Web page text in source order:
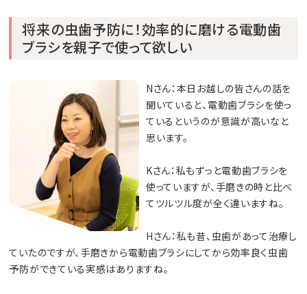
将来の虫歯予防に！効率的に磨ける電動歯
ブラシを親子で使って欲しい
Nさん：本日お越しの皆さんの話を
聞いていると、電動歯ブラシを使っ
ているというのが意識が高いなと
思います。
Kさん：私もずっと電動歯ブラシを
使っていますが、手磨きの時と比べ
てツルツル度が全く違いますね。
Hさん：私も昔、虫歯があって治療し
ていたのですが、手磨きから電動歯ブラシにしてから効率良く虫歯
予防ができている実感はありますね。